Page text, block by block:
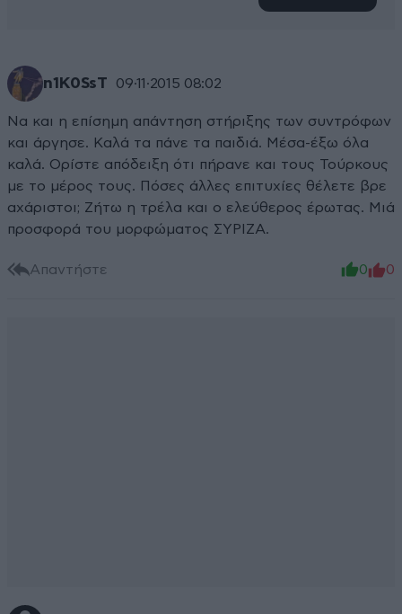
n1K0SsT 09·11·2015 08:02
Να και η επίσημη απάντηση στήριξης των συντρόφων
και άργησε. Καλά τα πάνε τα παιδιά. Μέσα-έξω όλα
καλά. Ορίστε απόδειξη ότι πήρανε και τους Τούρκους
με το μέρος τους. Πόσες άλλες επιτυχίες θέλετε βρε
αχάριστοι; Ζήτω η τρέλα και ο ελεύθερος έρωτας. Μιά
προσφορά του μορφώματος ΣΥΡΙΖΑ.
Απαντήστε 0 0